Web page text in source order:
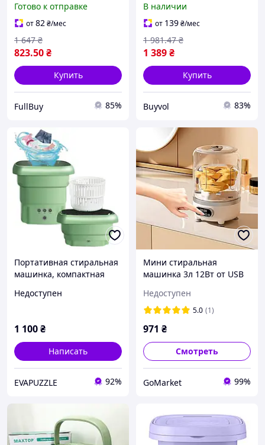
кемпинга легкая складная
стиральная машина
Готово к отправке
от82₴/мес
823.50₴
1 647 ₴
Купить
FullBuy 85%
компактная стиралка
фиолетовая BUV
В наличии
от 139₴/мес
1 389₴
1 981.47 ₴
Купить
Buyvol 83%
Портативная стиральная
машинка, компактная
стиральная машинка,
Недоступен
1 100₴
Написать
EVAPUZZLE 92%
Мини стиральная
машинка 3л 12Вт от USB
отжимом для
портативного
Недоступен
5.0 (1)
971 ₴
Смотреть
GoMarket 99%